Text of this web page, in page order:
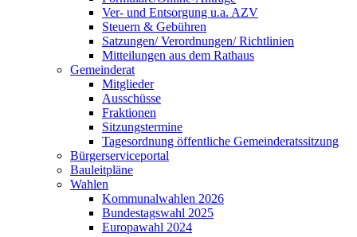
Ver- und Entsorgung u.a. AZV
Steuern & Gebühren
Satzungen/ Verordnungen/ Richtlinien
Mitteilungen aus dem Rathaus
Gemeinderat
Mitglieder
Ausschüsse
Fraktionen
Sitzungstermine
Tagesordnung öffentliche Gemeinderatssitzung
Bürgerserviceportal
Bauleitpläne
Wahlen
Kommunalwahlen 2026
Bundestagswahl 2025
Europawahl 2024